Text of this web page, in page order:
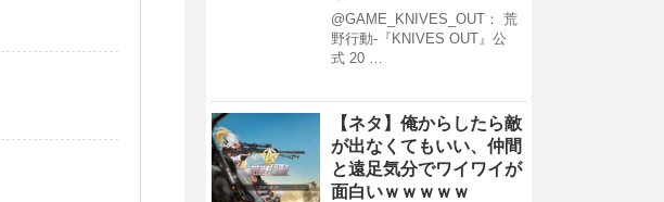
@GAME_KNIVES_OUT： 荒
野行動-『KNIVES OUT』公
式 20 …
【ネタ】俺からしたら敵
が出なくてもいい、仲間
と遠足気分でワイワイが
面白いｗｗｗｗｗ